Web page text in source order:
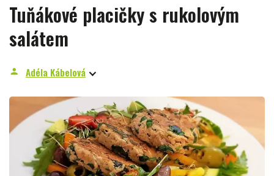
Tuňákové placičky s rukolovým
salátem
person Adéla Kábelová